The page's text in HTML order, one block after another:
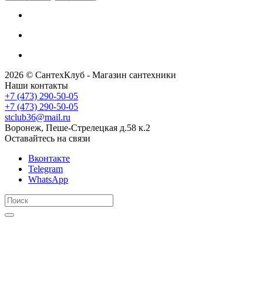
2026 © СантехКлуб - Магазин сантехники
Наши контакты
+7 (473) 290-50-05
+7 (473) 290-50-05
stclub36@mail.ru
Воронеж, Пеше-Стрелецкая д.58 к.2
Оставайтесь на связи
Вконтакте
Telegram
WhatsApp